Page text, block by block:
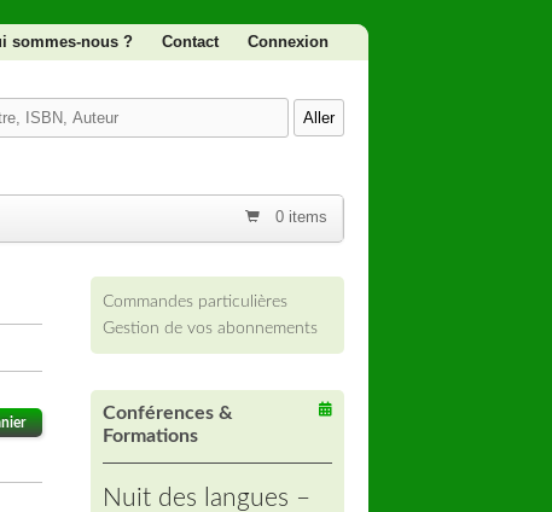
sommes-nous ? Contact Connexion
0 items
Commandes particulières
Gestion de vos abonnements
Conférences &
Formations
Nuit des langues –